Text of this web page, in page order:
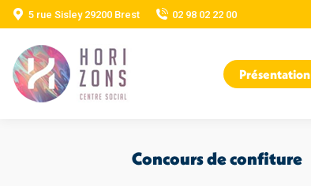
5 rue Sisley 29200 Brest 02 98 02 22 00
Présentation
Concours de confiture